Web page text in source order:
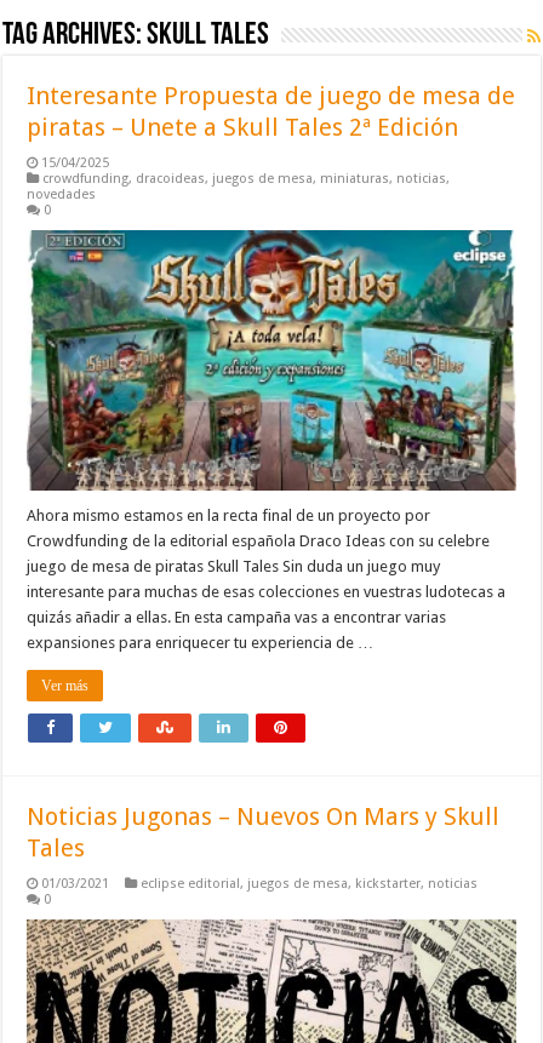
Tag Archives:skull tales
Interesante Propuesta de juego de mesa de
piratas – Unete a Skull Tales 2ª Edición
15/04/2025
crowdfunding, dracoideas, juegos de mesa, miniaturas, noticias,
novedades
0
Ahora mismo estamos en la recta final de un proyecto por
Crowdfunding de la editorial española Draco Ideas con su celebre
juego de mesa de piratas Skull Tales Sin duda un juego muy
interesante para muchas de esas colecciones en vuestras ludotecas a
quizás añadir a ellas. En esta campaña vas a encontrar varias
expansiones para enriquecer tu experiencia de …
Ver más
Noticias Jugonas – Nuevos On Mars y Skull
Tales
01/03/2021 eclipse editorial, juegos de mesa, kickstarter, noticias
0